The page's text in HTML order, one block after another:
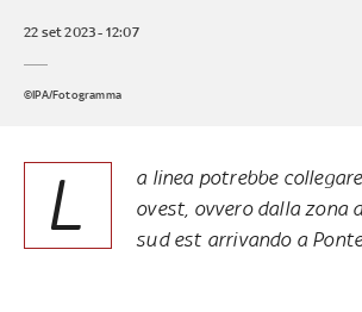
22 set 2023 - 12:07
©IPA/Fotogramma
L
a linea potrebbe
ovest, ovvero dalla zona
sud est arrivando a